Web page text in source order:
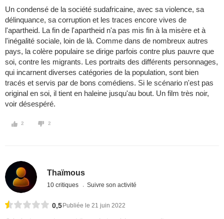
Un condensé de la société sudafricaine, avec sa violence, sa
délinquance, sa corruption et les traces encore vives de
l'apartheid. La fin de l'apartheid n'a pas mis fin à la misère et à
l'inégalité sociale, loin de là. Comme dans de nombreux autres
pays, la colère populaire se dirige parfois contre plus pauvre que
soi, contre les migrants. Les portraits des différents personnages,
qui incarnent diverses catégories de la population, sont bien
tracés et servis par de bons comédiens. Si le scénario n'est pas
original en soi, il tient en haleine jusqu'au bout. Un film très noir,
voir désespéré.
2 2
Thaïmous
10 critiques Suivre son activité
0,5 Publiée le 21 juin 2022